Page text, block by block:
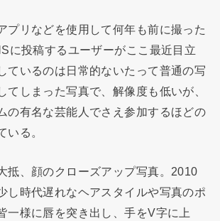
プリなどを使用して何年も前に撮った
に投稿するユーザーがここ最近目立
ているのは日常的ないたって普通の写
てしまった写真で、解像度も低いが、
の有名な芸能人でさえ参加するほどの
いる。
抵、顔のクローズアップ写真。2010
し時代遅れなヘアスタイルや写真のポ
一様に唇を突き出し、手をV字に上